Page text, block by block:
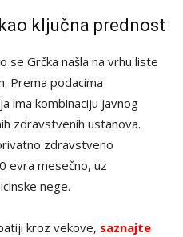
ključna prednost
se Grčka našla na vrhu liste
Prema podacima
ima kombinaciju javnog
zdravstvenih ustanova.
zdravstveno
evra mesečno, uz
nege.
kroz vekove, saznajte